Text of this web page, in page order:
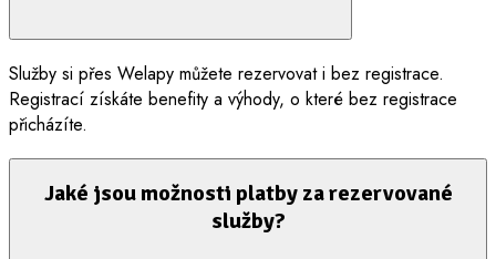
Služby si přes Welapy můžete rezervovat i bez registrace.
Registrací získáte benefity a výhody, o které bez registrace
přicházíte.
Jaké jsou možnosti platby za rezervované
služby?